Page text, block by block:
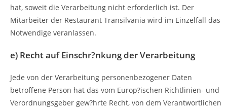
hat, soweit die Verarbeitung nicht erforderlich ist. Der
Mitarbeiter der Restaurant Transilvania wird im Einzelfall das
Notwendige veranlassen.
e) Recht auf Einschr?nkung der Verarbeitung
Jede von der Verarbeitung personenbezogener Daten
betroffene Person hat das vom Europ?ischen Richtlinien- und
Verordnungsgeber gew?hrte Recht, von dem Verantwortlichen